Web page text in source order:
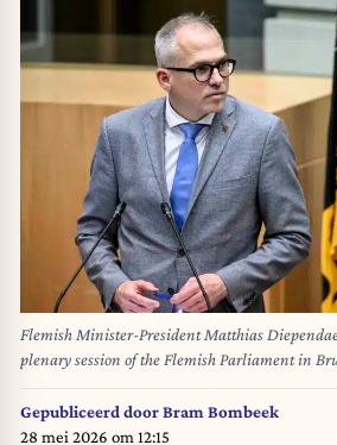
Flemish Minister-President Matthias
plenary session of the Flemish Parliament in
October 2024. BELGA PHOTO DIRK WAEM
Gepubliceerd doorBram Bombeek
28 mei 2026 om 12:15